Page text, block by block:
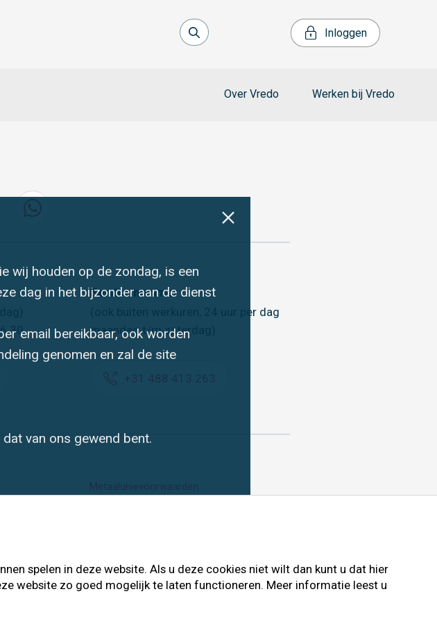
wij houden op de zondag, is een
dag in het bijzonder aan de dienst
email bereikbaar, ook worden
genomen en zal de site
van ons gewend bent.
Inloggen
Over Vredo Werken bij Vredo
Service nummer
(ook buiten werkuren, 24 uur per dag
maandag t/m zaterdag)
spelen in deze website. Als u deze cookies niet wilt dan kunt u dat hier
website zo goed mogelijk te laten functioneren. Meer informatie leest u